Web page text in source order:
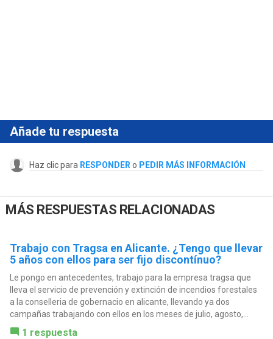
Añade tu respuesta
Haz clic para RESPONDER o PEDIR MÁS INFORMACIÓN
MÁS RESPUESTAS RELACIONADAS
Trabajo con Tragsa en Alicante. ¿Tengo que llevar
5 años con ellos para ser fijo discontínuo?
Le pongo en antecedentes, trabajo para la empresa tragsa que
lleva el servicio de prevención y extinción de incendios forestales
a la conselleria de gobernacio en alicante, llevando ya dos
campañas trabajando con ellos en los meses de julio, agosto,...
1 respuesta